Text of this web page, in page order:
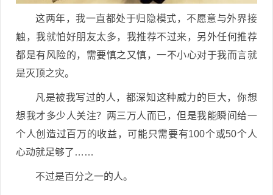
这两年，我一直都处于归隐模式，不愿意与外界接
触，我就怕好朋友太多，我推荐不过来，另外任何推荐
都是有风险的，需要慎之又慎，一不小心对于我而言就
是灭顶之灾。
凡是被我写过的人，都深知这种威力的巨大，你想
想我才多少人关注？两三万人而已，但是我能瞬间给一
个人创造过百万的收益，可能只需要有100个或50个人
心动就足够了……
不过是百分之一的人。